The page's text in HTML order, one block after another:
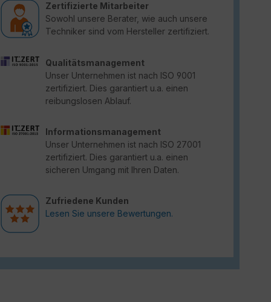
Zertifizierte Mitarbeiter
Sowohl unsere Berater, wie auch unsere
Techniker sind vom Hersteller zertifiziert.
Qualitätsmanagement
Unser Unternehmen ist nach ISO 9001
zertifiziert. Dies garantiert u.a. einen
reibungslosen Ablauf.
Informationsmanagement
Unser Unternehmen ist nach ISO 27001
zertifiziert. Dies garantiert u.a. einen
sicheren Umgang mit Ihren Daten.
Zufriedene Kunden
Lesen Sie unsere Bewertungen.